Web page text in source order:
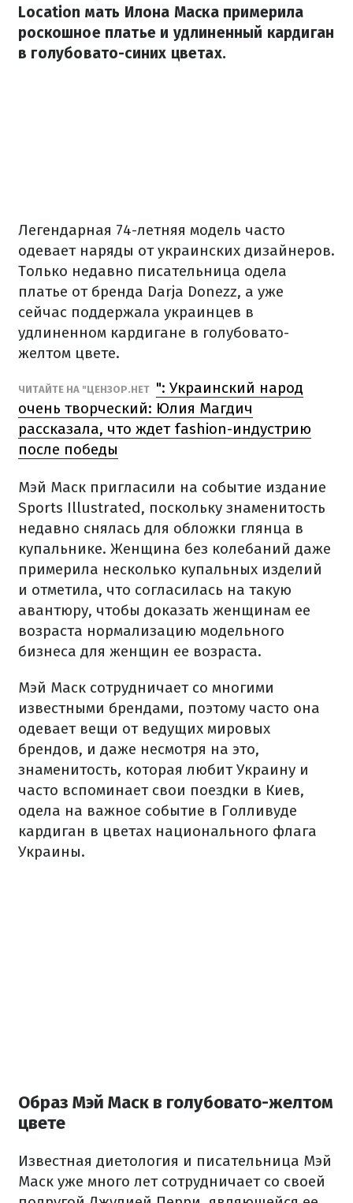
Location мать Илона Маска примерила
роскошное платье и удлиненный кардиган
в голубовато-синих цветах.
Легендарная 74-летняя модель часто
одевает наряды от украинских дизайнеров.
Только недавно писательница одела
платье от бренда Darja Donezz, а уже
сейчас поддержала украинцев в
удлиненном кардигане в голубовато-
желтом цвете.
ЧИТАЙТЕ НА "ЦЕНЗОР.НЕТ ": Украинский народ
очень творческий: Юлия Магдич
рассказала, что ждет fashion-индустрию
после победы
Мэй Маск пригласили на событие издание
Sports Illustrated, поскольку знаменитость
недавно снялась для обложки глянца в
купальнике. Женщина без колебаний даже
примерила несколько купальных изделий
и отметила, что согласилась на такую
авантюру, чтобы доказать женщинам ее
возраста нормализацию модельного
бизнеса для женщин ее возраста.
Мэй Маск сотрудничает со многими
известными брендами, поэтому часто она
одевает вещи от ведущих мировых
брендов, и даже несмотря на это,
знаменитость, которая любит Украину и
часто вспоминает свои поездки в Киев,
одела на важное событие в Голливуде
кардиган в цветах национального флага
Украины.
Образ Мэй Маск в голубовато-желтом
цвете
Известная диетология и писательница Мэй
Маск уже много лет сотрудничает со своей